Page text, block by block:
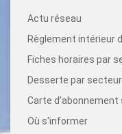
Actu réseau
Règlement intérieur
Fiches horaires par
Desserte par
Carte d’abonnement
Où s'informer